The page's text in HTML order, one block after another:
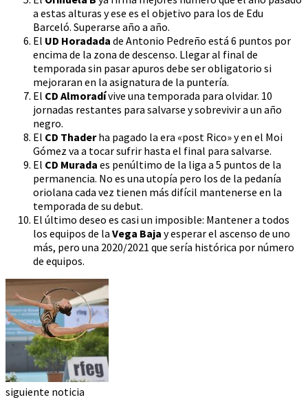
a estas alturas y ese es el objetivo para los de Edu
Barceló. Superarse año a año.
El UD Horadada de Antonio Pedreño está 6 puntos por
encima de la zona de descenso. Llegar al final de
temporada sin pasar apuros debe ser obligatorio si
mejoraran en la asignatura de la puntería.
El CD Almoradívive una temporada para olvidar. 10
jornadas restantes para salvarse y sobrevivir a un año
negro.
El CD Thaderha pagado la era «post Rico» y en el Moi
Gómez va a tocar sufrir hasta el final para salvarse.
El CD Murada es penúltimo de la liga a 5 puntos de la
permanencia. No es una utopía pero los de la pedanía
oriolana cada vez tienen más difícil mantenerse en la
temporada de su debut.
El último deseo es casi un imposible: Mantener a todos
los equipos de la Vega Baja y esperar el ascenso de uno
más, pero una 2020/2021 que sería histórica por número
de equipos.
siguiente noticia